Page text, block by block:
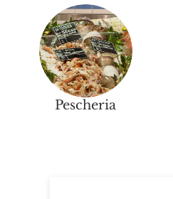
Pescheria